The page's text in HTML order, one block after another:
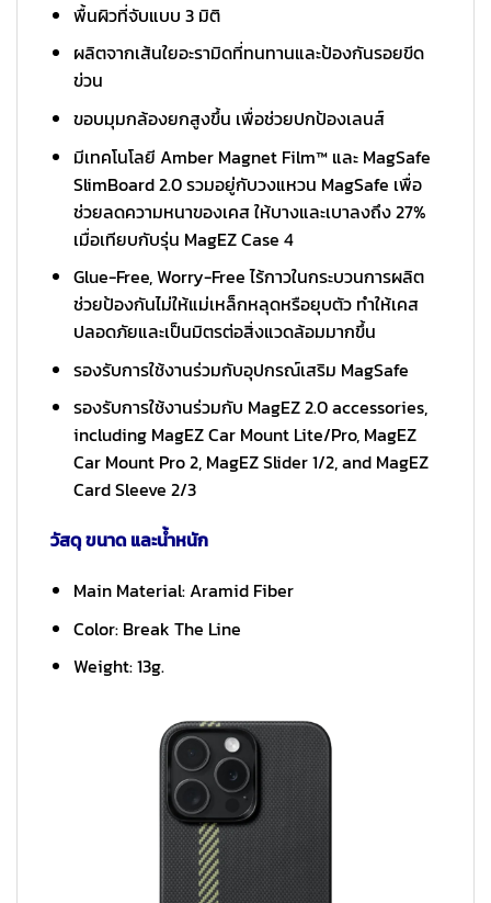
พื้นผิวที่จับแบบ 3 มิติ
ผลิตจากเส้นใยอะรามิดที่ทนทานและป้องกันรอยขีด
ข่วน
ขอบมุมกล้องยกสูงขึ้น เพื่อช่วยปกป้องเลนส์
มีเทคโนโลยี Amber Magnet Film™ และ MagSafe
SlimBoard 2.0 รวมอยู่กับวงแหวน MagSafe เพื่อ
ช่วยลดความหนาของเคส ให้บางและเบาลงถึง 27%
เมื่อเทียบกับรุ่น MagEZ Case 4
Glue-Free, Worry-Free ไร้กาวในกระบวนการผลิต
ช่วยป้องกันไม่ให้แม่เหล็กหลุดหรือยุบตัว ทำให้เคส
ปลอดภัยและเป็นมิตรต่อสิ่งแวดล้อมมากขึ้น
รองรับการใช้งานร่วมกับอุปกรณ์เสริม MagSafe
รองรับการใช้งานร่วมกับ MagEZ 2.0 accessories,
including MagEZ Car Mount Lite/Pro, MagEZ
Car Mount Pro 2, MagEZ Slider 1/2, and MagEZ
Card Sleeve 2/3
วัสดุ ขนาด และน้ำหนัก
Main Material: Aramid Fiber
Color: Break The Line
Weight: 13g.